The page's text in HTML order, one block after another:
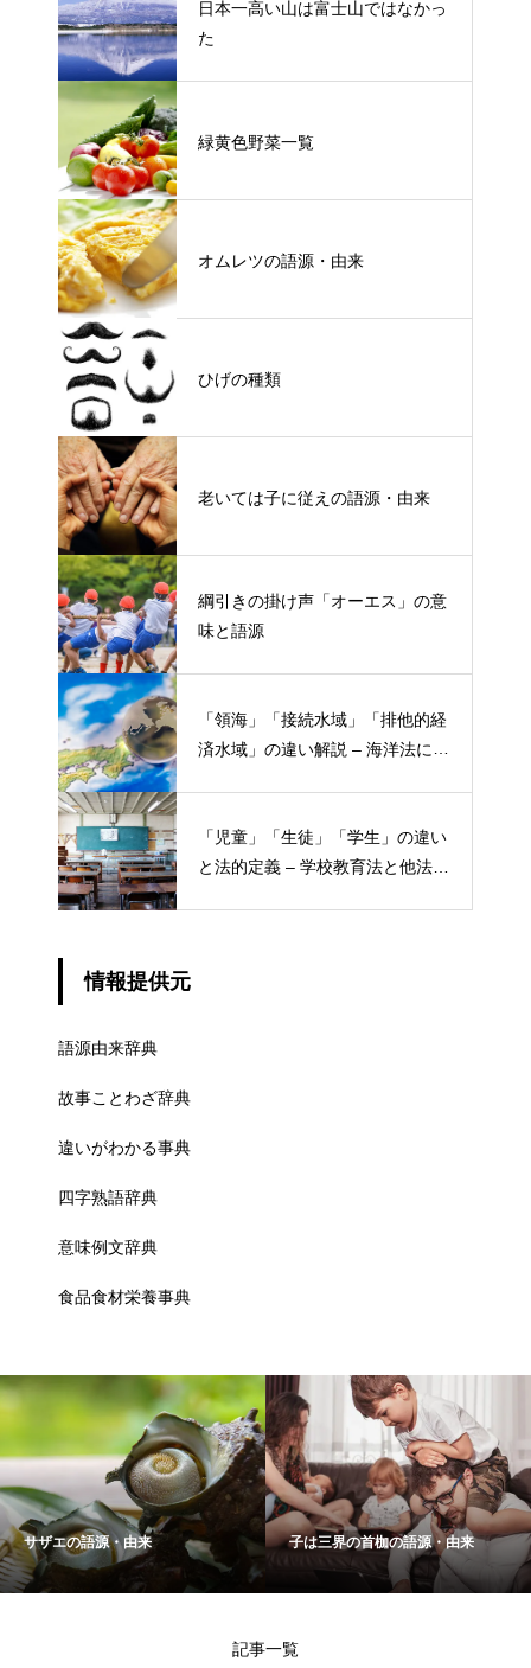
日本一高い山は富士山ではなかっ
た
緑黄色野菜一覧
オムレツの語源・由来
ひげの種類
老いては子に従えの語源・由来
綱引きの掛け声「オーエス」の意
味と語源
「領海」「接続水域」「排他的経
済水域」の違い解説 – 海洋法にお
「児童」「生徒」「学生」の違い
と法的定義 – 学校教育法と他法律
情報提供元
語源由来辞典
故事ことわざ辞典
違いがわかる事典
四字熟語辞典
意味例文辞典
食品食材栄養事典
サザエの語源・由来 子は三界の首枷の語源・由来
記事一覧